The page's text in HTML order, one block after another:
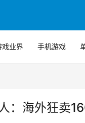
戏业界 手机游戏
：海外狂卖